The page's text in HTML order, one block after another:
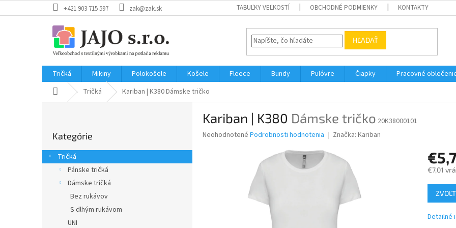
na
+421 903 715 597 zak@zak.sk TABUĽKY VEĽKOSTÍ OBCHODNÉ PODMIENKY KONTAKTY
HĽADAŤ
Tričká Mikiny Polokošele Košele Fleece Bundy Pulóvre Čiapky Pracovné
Domov Tričká Kariban | K380Dámske tričko
ý
p
kategórie
Kategórie
Tričká
Pánske tričká
Dámske tričká
Bez rukávov
S dlhým rukávom
UNI
Kariban | K380 Dámske tričko 20K38000101
Priemerné
Neohodnotené Podrobnosti hodnotenia Značka: Kariban
€7,01
cena:
Detailné